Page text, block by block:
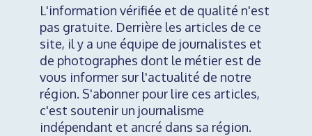
L'information vérifiée et de qualité n'est
pas gratuite. Derrière les articles de ce
site, il y a une équipe de journalistes et
de photographes dont le métier est de
vous informer sur l'actualité de notre
région. S'abonner pour lire ces articles,
c'est soutenir un journalisme
indépendant et ancré dans sa région.